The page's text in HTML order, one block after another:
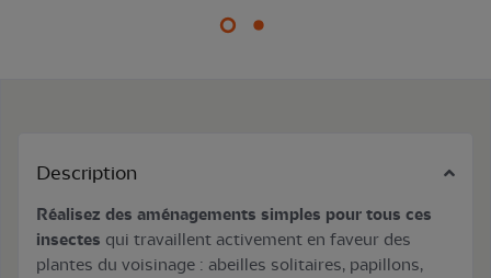
Description
Réalisez des aménagements simples pour tous ces
insectes qui travaillent activement en faveur des
plantes du voisinage : abeilles solitaires, papillons,